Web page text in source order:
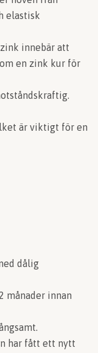
elastisk
innebär att
en zink kur för
är viktigt för en
dålig
månader innan
har fått ett nytt